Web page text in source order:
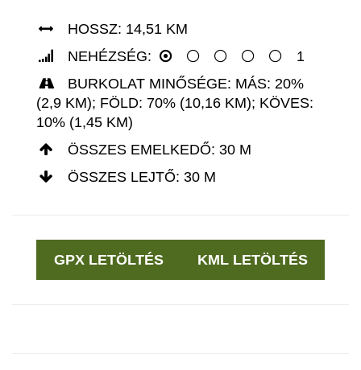
HOSSZ: 14,51 KM
NEHÉZSÉG:
1
BURKOLAT MINŐSÉGE: MÁS: 20%
(2,9 KM); FÖLD: 70% (10,16 KM); KÖVES:
10% (1,45 KM)
ÖSSZES EMELKEDŐ: 30 M
ÖSSZES LEJTŐ: 30 M
GPX LETÖLTÉS KML LETÖLTÉS